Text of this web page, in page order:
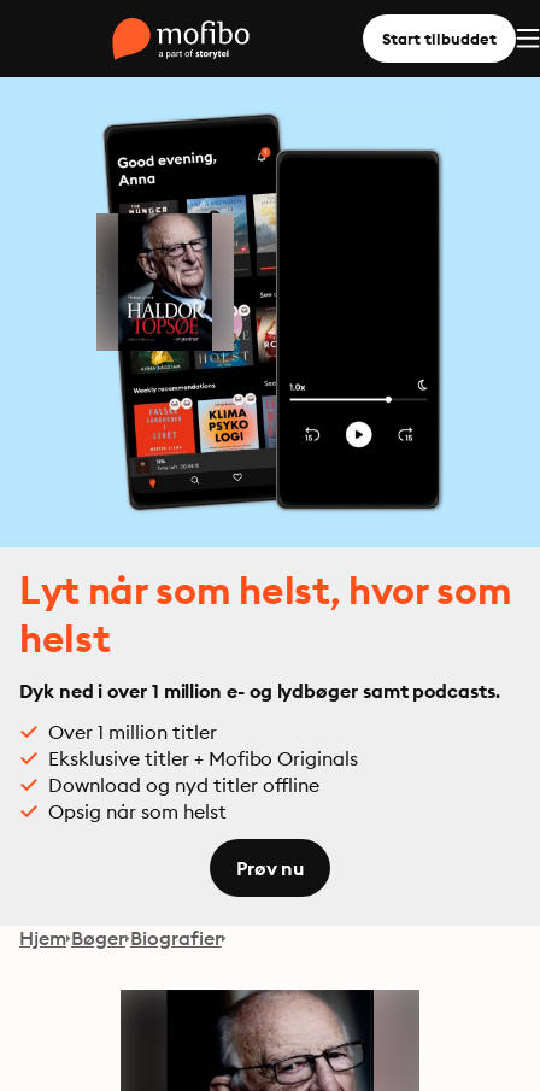
Start tilbuddet
Lyt når som helst, hvor som
helst
Dyk ned i over 1 million e- og lydbøger samt podcasts.
Over 1 million titler
Eksklusive titler + Mofibo Originals
Download og nyd titler offline
Opsig når som helst
Prøv nu
Hjem Bøger Biografier